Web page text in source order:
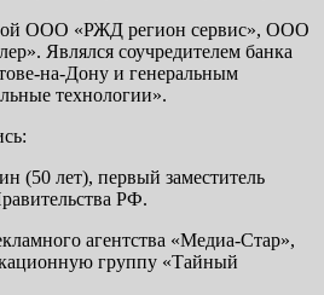
ООО «РЖД регион сервис», ООО
Являлся соучредителем банка
на-Дону и генеральным
технологии».
(50 лет), первый заместитель
РФ.
агентства «Медиа-Стар»,
группу «Тайный